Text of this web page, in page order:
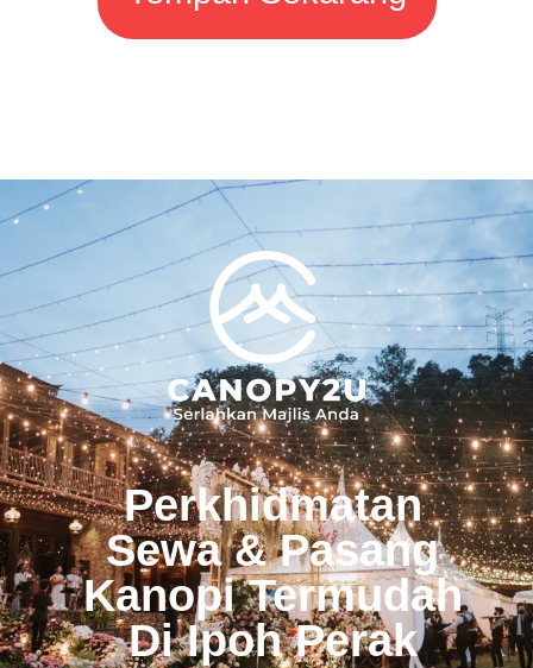
Perkhidmatan
Sewa & Pasang
Kanopi Termudah
Di Ipoh Perak